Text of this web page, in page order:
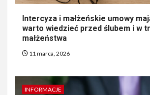
Intercyza i małżeńskie umowy
warto wiedzieć przed ślubem i w
małżeństwa
11 marca, 2026
INFORMACJE